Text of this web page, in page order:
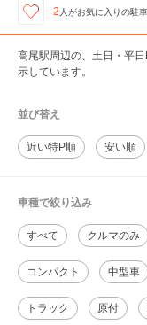
2 人がお気に入りの駐
高尾駅周辺の、土日・平
示しています。
並び替え
近い特P順 安い順
車種で絞り込み
すべて クルマのみ
コンパクト 中型車
トラック 原付